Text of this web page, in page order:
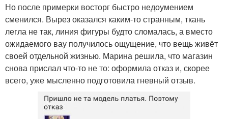
Но после примерки восторг быстро недоумением
сменился. Вырез оказался каким-то странным, ткань
легла не так, линия фигуры будто сломалась, а вместо
ожидаемого вау получилось ощущение, что вещь живёт
своей отдельной жизнью. Марина решила, что магазин
снова прислал что-то не то: оформила отказ и, скорее
всего, уже мысленно подготовила гневный отзыв.